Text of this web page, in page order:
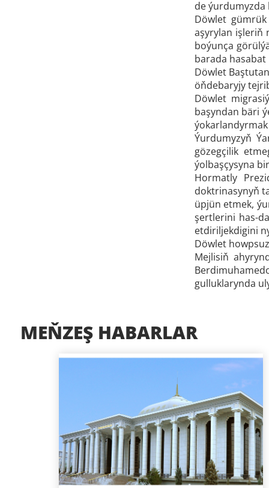
de ýurdumyzda
Döwlet
aşyrylan işleriň
boýunça
barada hasabat
Döwlet
öňdebaryjy
Döwlet
başyndan bäri
Ýurdumyzyň
gözegçilik
ýolbaşçysyna
Hormatly
doktrinasynyň
üpjün etmek,
şertlerini has-
etdiriljekdigini
Döwlet
Mejlisiň
gulluklarynda
MEŇZEŞ HABARLAR